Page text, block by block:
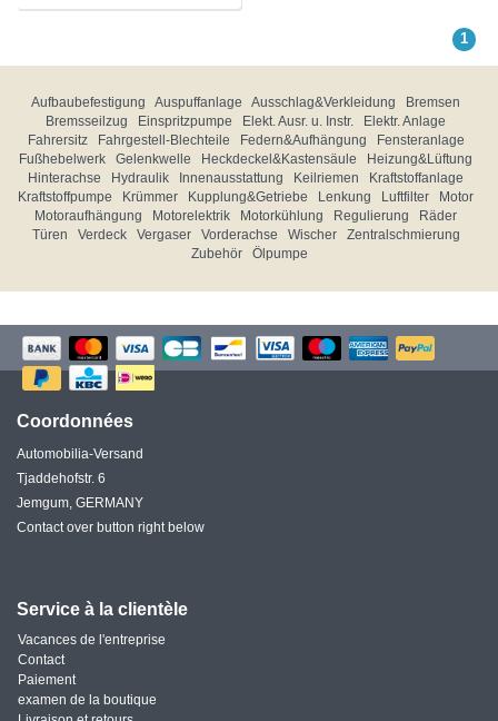
1
Aufbaubefestigung Auspuffanlage Ausschlag&Verkleidung
Bremsen
Bremsseilzug
Einspritzpumpe Elekt. Ausr. u. Instr.
Elektr. Anlage
Fahrersitz
Fahrgestell-Blechteile Federn&Aufhängung
Fensteranlage
Fußhebelwerk
Gelenkwelle Heckdeckel&Kastensäule
Heizung&Lüftung
Hinterachse
Hydraulik Innenausstattung Keilriemen
Kraftstoffanlage
Kraftstoffpumpe
Krümmer Kupplung&Getriebe Lenkung Luftfilter
Motor
Motoraufhängung
Motorelektrik Motorkühlung Regulierung
Räder
Türen
Verdeck Vergaser Vorderachse Wischer
Zentralschmierung
Zubehör
Ölpumpe
Coordonnées
Automobilia-Versand
Tjaddehofstr. 6
Jemgum, GERMANY
Contact over button right below
Service à la clientèle
Vacances de l'entreprise
Contact
Paiement
examen de la boutique